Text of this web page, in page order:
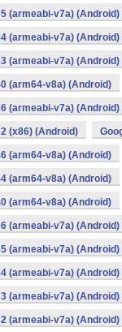
(armeabi-v7a) (Android)
(armeabi-v7a) (Android)
(armeabi-v7a) (Android)
(arm64-v8a) (Android)
(armeabi-v7a) (Android)
(x86) (Android)
(arm64-v8a) (Android)
(arm64-v8a) (Android)
(arm64-v8a) (Android)
(armeabi-v7a) (Android)
(armeabi-v7a) (Android)
(armeabi-v7a) (Android)
(armeabi-v7a) (Android)
(armeabi-v7a) (Android)